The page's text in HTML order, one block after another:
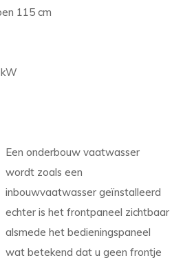
115 cm
Een onderbouw vaatwasser
wordt zoals een
inbouwvaatwasser geïnstalleerd
echter is het frontpaneel zichtbaar
alsmede het bedieningspaneel
wat betekend dat u geen frontje